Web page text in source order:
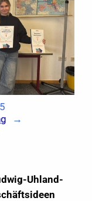
→
Uhland-